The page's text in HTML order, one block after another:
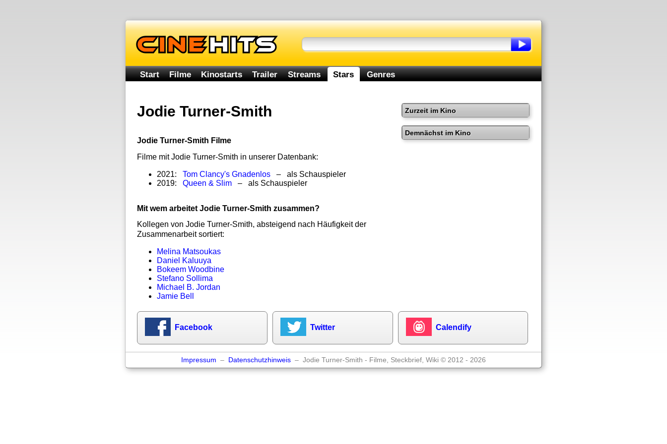
Start Filme Kinostarts Trailer Streams Stars Genres
Jodie Turner-Smith
Jodie Turner-Smith Filme
Filme mit Jodie Turner-Smith in unserer Datenbank:
2021:Tom Clancy's Gnadenlos – als Schauspieler
2019:Queen & Slim – als Schauspieler
Mit wem arbeitet Jodie Turner-Smith zusammen?
Kollegen von Jodie Turner-Smith, absteigend nach Häufigkeit der
Zusammenarbeit sortiert:
Melina Matsoukas
Daniel Kaluuya
Bokeem Woodbine
Stefano Sollima
Michael B. Jordan
Jamie Bell
Zurzeit im Kino
Demnächst im Kino
Facebook Twitter Calendify
Impressum – Datenschutzhinweis – Jodie Turner-Smith - Filme, Steckbrief, Wiki © 2012 - 2026